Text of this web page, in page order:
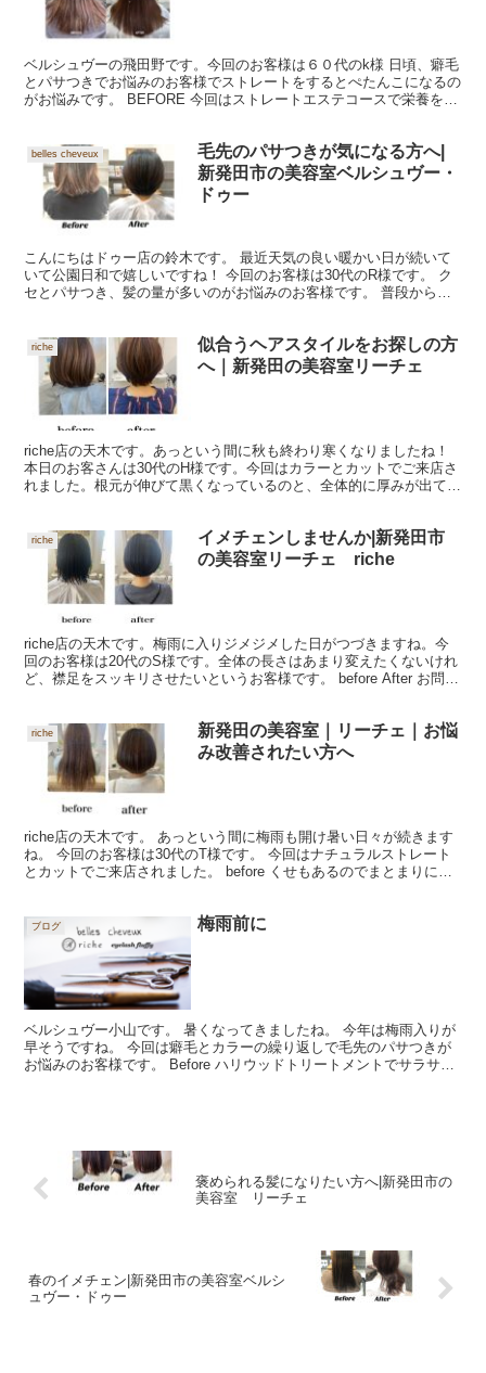
ベルシュヴーの飛田野です。今回のお客様は６０代のk様 日頃、癖毛
とパサつきでお悩みのお客様でストレートをするとぺたんこになるの
がお悩みです。 BEFORE 今回はストレートエステコースで栄養を補
belles cheveux
毛先のパサつきが気になる方へ|
新発田市の美容室ベルシュヴー・
ドゥー
こんにちはドゥー店の鈴木です。 最近天気の良い暖かい日が続いて
いて公園日和で嬉しいですね！ 今回のお客様は30代のR様です。 ク
セとパサつき、髪の量が多いのがお悩みのお客様です。 普段から忙
riche
似合うヘアスタイルをお探しの方
へ｜新発田の美容室リーチェ
riche店の天木です。あっという間に秋も終わり寒くなりましたね！
本日のお客さんは30代のH様です。今回はカラーとカットでご来店さ
れました。根元が伸びて黒くなっているのと、全体的に厚みが出て広
riche
イメチェンしませんか|新発田市
の美容室リーチェ riche
riche店の天木です。梅雨に入りジメジメした日がつづきますね。今
回のお客様は20代のS様です。全体の長さはあまり変えたくないけれ
ど、襟足をスッキリさせたいというお客様です。 before After お問い
riche
新発田の美容室｜リーチェ｜お悩
み改善されたい方へ
riche店の天木です。 あっという間に梅雨も開け暑い日々が続きます
ね。 今回のお客様は30代のT様です。 今回はナチュラルストレート
とカットでご来店されました。 before くせもあるのでまとまりにく
ブログ 梅雨前に
ベルシュヴー小山です。 暑くなってきましたね。 今年は梅雨入りが
早そうですね。 今回は癖毛とカラーの繰り返しで毛先のパサつきが
お悩みのお客様です。 Before ハリウッドトリートメントでサラサラ
褒められる髪になりたい方へ|新発田市の
美容室 リーチェ
春のイメチェン|新発田市の美容室ベルシ
ュヴー・ドゥー